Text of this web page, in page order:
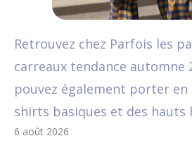
Retrouvez chez Parfois les
carreaux tendance automne
pouvez également porter en
shirts basiques et des hauts
6 août 2026